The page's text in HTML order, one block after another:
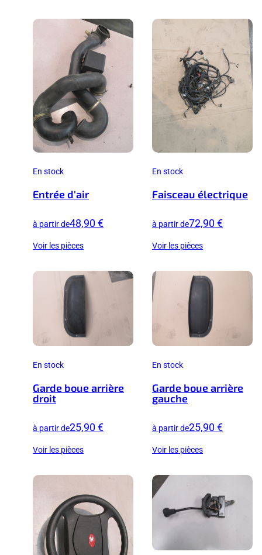
En stock
Entrée d'air
à partir de48,90 €
Voir les pièces
En stock
Faisceau électrique
à partir de72,90 €
Voir les pièces
En stock
Garde boue arrière
droit
à partir de25,90 €
Voir les pièces
En stock
Garde boue arrière
gauche
à partir de25,90 €
Voir les pièces